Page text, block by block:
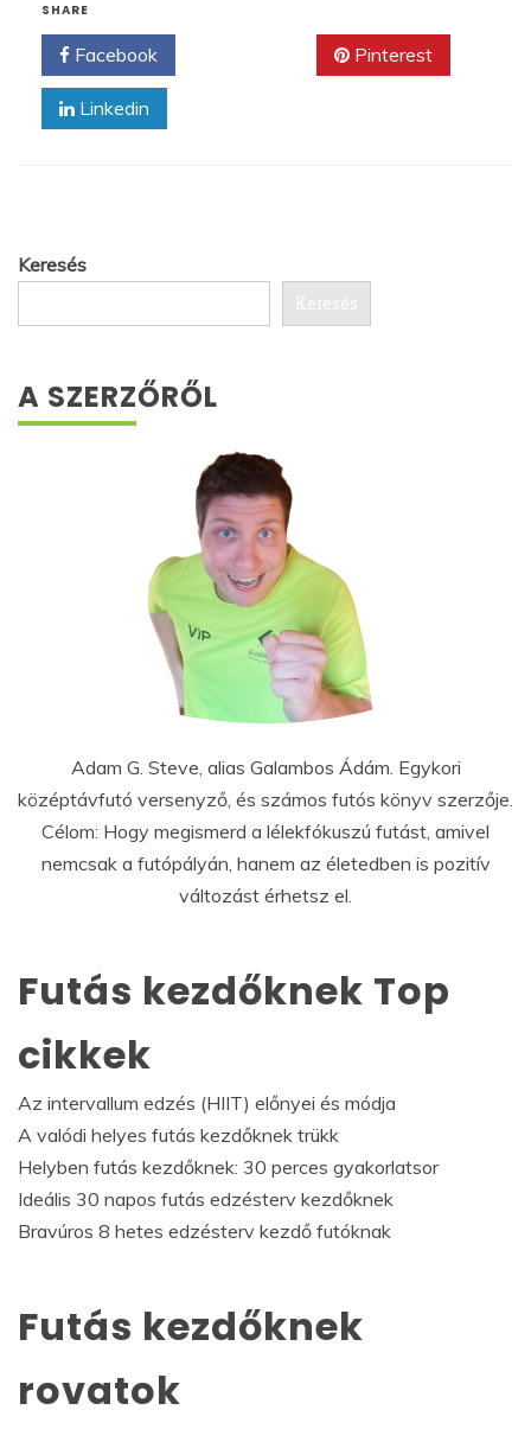
SHARE
Facebook Pinterest
Linkedin
Keresés
Keresés
A SZERZŐRŐL
Adam G. Steve, alias Galambos Ádám. Egykori
középtávfutó versenyző, és számos futós könyv szerzője.
Célom: Hogy megismerd a lélekfókuszú futást, amivel
nemcsak a futópályán, hanem az életedben is pozitív
változást érhetsz el.
Futás kezdőknek Top
cikkek
Az intervallum edzés (HIIT) előnyei és módja
A valódi helyes futás kezdőknek trükk
Helyben futás kezdőknek: 30 perces gyakorlatsor
Ideális 30 napos futás edzésterv kezdőknek
Bravúros 8 hetes edzésterv kezdő futóknak
Futás kezdőknek
rovatok